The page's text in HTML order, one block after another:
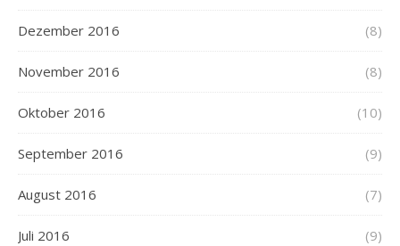
Dezember 2016 (8)
November 2016 (8)
Oktober 2016 (10)
September 2016 (9)
August 2016 (7)
Juli 2016 (9)